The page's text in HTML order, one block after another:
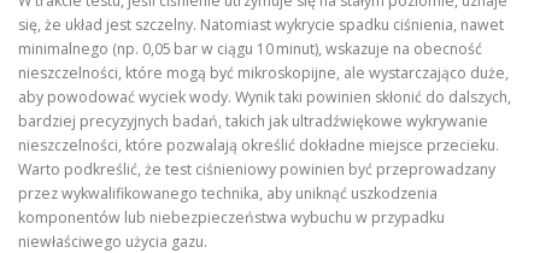
się, że układ jest szczelny. Natomiast wykrycie spadku ciśnienia, nawet
minimalnego (np. 0,05 bar w ciągu 10 minut), wskazuje na obecność
nieszczelności, które mogą być mikroskopijne, ale wystarczająco duże,
aby powodować wyciek wody. Wynik taki powinien skłonić do dalszych,
bardziej precyzyjnych badań, takich jak ultradźwiękowe wykrywanie
nieszczelności, które pozwalają określić dokładne miejsce przecieku.
Warto podkreślić, że test ciśnieniowy powinien być przeprowadzany
przez wykwalifikowanego technika, aby uniknąć uszkodzenia
komponentów lub niebezpieczeństwa wybuchu w przypadku
niewłaściwego użycia gazu.